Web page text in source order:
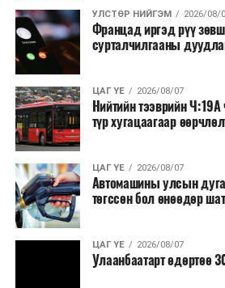
Санхүүгийн хэмнэлтийн
арванхоёрдугаар сарын 31
эрүүл мэндийн салбар уг
хамрагдахгүй бөгөөд цэцэрлэг,
эрт илрүүлэг, вакцинжуулалт,
өвчний эсрэг арга хэмжээ
шаардлагатай ажлууд
үргэлжилнэ гэж Ерөнхий сайд
Мөн бүх шатны төсвийн
салбар бүрдээ урсгал зардлыг
нөхөн томилгоо хийхгүй байх,
хамт олны урлаг, спортын
байгуулахгүй байх, төрийн
УЛСТӨР НИЙГЭМ 2026/08/
Францад иргэд рүү
сурталчилгааны
ЦАГ ҮЕ 2026/08/07
Нийтийн тээврийн
түр хугацаагаар
ЦАГ ҮЕ 2026/08/07
Автомашины улсын
төгссөн бол өнөөдөр
ЦАГ ҮЕ 2026/08/07
Улаанбаатарт өдөртөө